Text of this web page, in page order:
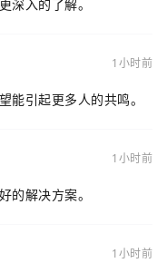
深入的了解。
1小时前
能引起更多人的共鸣。
1小时前
的解决方案。
1小时前